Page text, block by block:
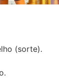
(sorte).